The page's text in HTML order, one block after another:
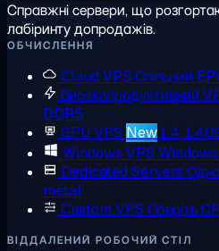
Справжні сервери, що
лабіринту допродажів.
ОБЧИСЛЕННЯ
Cloud VPS Спільний
Високопродуктивний
DDR5
GPU VPS New L4,
Windows VPS
Dedicated Servers
metal
Custom VPS Оберіть
ВІДДАЛЕНИЙ РОБОЧИЙ СТІЛ